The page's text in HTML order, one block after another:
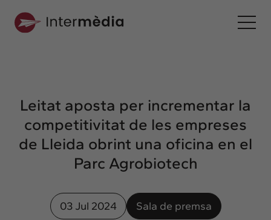
Interconnexió
Els nostres serveis
Interacció
Intermèdia
Confidencial
Leitat aposta per incrementar la
competitivitat de les empreses
de Lleida obrint una oficina en el
Parc Agrobiotech
03 Jul 2024 Sala de premsa